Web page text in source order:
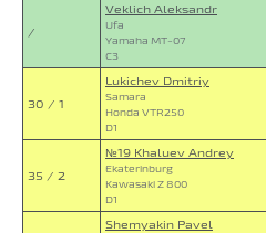
/
Veklich Aleksandr
Ufa
Yamaha MT-07
C3
30 / 1
Lukichev Dmitriy
Samara
Honda VTR250
D1
35 / 2
№19 Khaluev Andrey
Ekaterinburg
Kawasaki Z 800
D1
Shemyakin Pavel